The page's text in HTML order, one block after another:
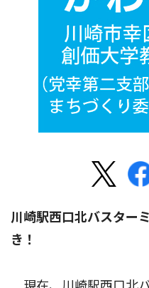
川崎駅西口北バスター
き！